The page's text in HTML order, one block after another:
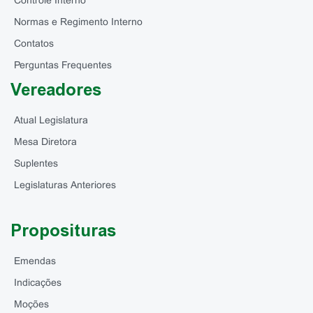
Normas e Regimento Interno
Contatos
Perguntas Frequentes
Vereadores
Atual Legislatura
Mesa Diretora
Suplentes
Legislaturas Anteriores
Proposituras
Emendas
Indicações
Moções